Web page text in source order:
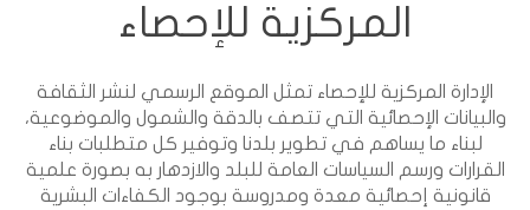
المركزية للإحصاء
الإدارة المركزية للإحصاء تمثل الموقع الرسمي لنشر الثقافة
والبيانات الإحصائية التي تتصف بالدقة والشمول والموضوعية،
لبناء ما يساهم في تطوير بلدنا وتوفير كل متطلبات بناء
القرارات ورسم السياسات العامة للبلد والازدهار به بصورة علمية
قانونية إحصائية معدة ومدروسة بوجود الكفاءات البشرية